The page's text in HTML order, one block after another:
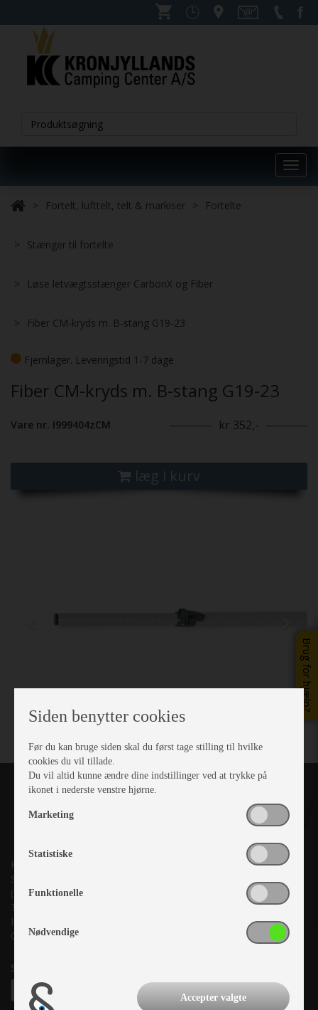
Brug for hjælp?
Fortelt, lufttelt, telt & markiser Fortelte
Stænger til fortelte
Løse letvægtsstænger CarbonX og Fiber
Fiber CM-kryds m. B-stang G19-23
Fjernlager. Leveringstid 1-7 dage
Fiber CM-kryds m. B-stang G19-23
Vare nr. I999404zCM kr 352,-
læg i kurv
Kronjyllands Camping Center A/S
Suderholmen 10, 8960 Randers SØ
(Lige ud til Grenåvej)
Tlf. +45 87 10 98 70
Info@as-kcc.dk
CVR: 33 38 77 33
Samtykke til nyhedsbrev
Siden benytter cookies
Før du kan bruge siden skal du først tage stilling til hvilke
cookies du vil tillade.
Du vil altid kunne ændre dine indstillinger ved at trykke på
ikonet i nederste venstre hjørne.
Marketing
Statistiske
Funktionelle
Nødvendige
Accepter valgte